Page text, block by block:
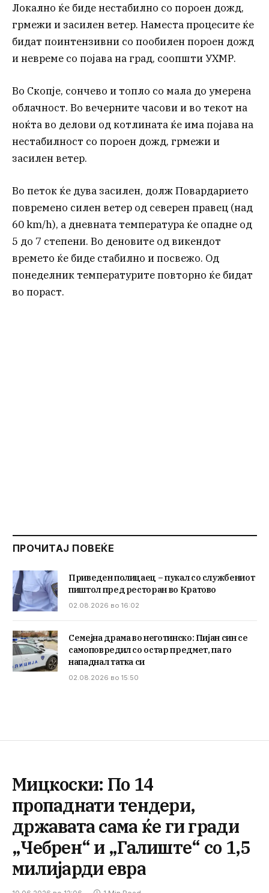
Локално ќе биде нестабилно со пороен дожд,
грмежи и засилен ветер. Наместа процесите ќе
бидат поинтензивни со пообилен пороен дожд
и невреме со појава на град, соопшти УХМР.
Во Скопје, сончево и топло со мала до умерена
облачност. Во вечерните часови и во текот на
ноќта во делови од котлината ќе има појава на
нестабилност со пороен дожд, грмежи и
засилен ветер.
Во петок ќе дува засилен, долж Повардарието
повремено силен ветер од северeн правец (над
60 km/h), а дневната температура ќе опадне од
5 до 7 степени. Во деновите од викендот
времето ќе биде стабилно и посвежо. Од
понеделник температурите повторно ќе бидат
во пораст.
ПРОЧИТАЈ ПОВЕЌЕ
Приведен полицаец – пукал со службениот
пиштол пред ресторан во Кратово
02.08.2026 во 16:02
Семејна драма во неготинско: Пијан син се
самоповредил со остар предмет, па го
нападнал татка си
02.08.2026 во 15:50
Мицкоски: По 14
пропаднати тендери,
државата сама ќе ги гради
„Чебрен“ и „Галиште“ со 1,5
милијарди евра